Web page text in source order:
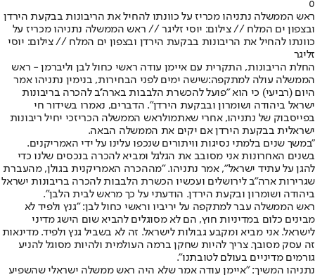
0
ראש הממשלה נתניהו מכריז על כוונתו להחיל את הריבונות בבקעת הירדן
ובצפון ים המלח // צילום: יוסי זליגר // ראש הממשלה נתניהו מכריז על
כוונתו להחיל את הריבונות בבקעת הירדן ובצפון ים המלח // צילום: יוסי
זליגר
החלת הריבונות, התקרית עם איימן עודה ראשי כחול לבן וליברמן - ראש
הממשלה עולה למתקפה:שישה ימים לפני הבחירות, בנימין נתניהו אמר
היום (רביעי) כי הוא "פועל להכשרת הלבבות בארה''ב להכרה בריבונות
ישראל ביהודה ושומרון ובבקעת הירדן". הדברים, נאמרו בשידור חי
בפייסבוק של נתניהו, אחרי שאתמולראש הממשלה הכריזכי יחיל ריבונות
ישראלית בבקעת הירדן אם יקים את הממשלה הבאה.
"במשך שנים בלמתי נסיגות וויתורים שנכפו עלינו על ידי האמריקנים.
בשנים האחרונות אני מסובב את הגלגל ומביא להכרה בנכסים שלנו כדי
להגן על עתיד ישראל", אמר נתניהו. "מההכרה האמריקנית בגולן, מהעברת
שגרירות ארה"ב לירושלים ועכשיו הכשרת הלבבות להכרה בריבונות ישראל
ביהודה ושומרון ובקעת הירדן. הודעתי על כך מראש לבית הלבן".
ראש הממשלה עבר למתקפה על יריביו וראשי כחול לבן: "גנץ ולפיד לא
מבינים כלום במדיניות חוץ, הם לא מסוגלים להביא שום הישג מדיני
לישראל. אני מביא ומקבע גבולות לישראל. זה לא בשביל גנץ ולפיד. מדינאות
זה עסק מסובך. צריך להיות שחקן ברמה העולמית ולהיות מסוגל להניע
גורמים מדיניים בעולם לטובתנו".
נתניהו המשיך: "איימן עודה אמר שלא היה ראש ממשלה ישראלי שהשפיע